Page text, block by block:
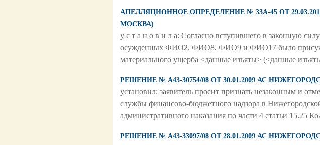
АПЕЛЛЯЦИОННОЕ ОПРЕДЕЛЕНИЕ № 33А-45 ОТ
МОСКВА)
у с т а н о в и л а: Согласно вступившего в законную
осужденных ФИО2, ФИО8, ФИО9 и ФИО17 было
материального ущерба <данные изъяты> (<данные
РЕШЕНИЕ № А43-30754/08 ОТ 30.01.2009 АС
установил: заявитель просит признать незаконным и
службы финансово-бюджетного надзора в
административного наказания по части 4 статьи 15.25
РЕШЕНИЕ № А43-33097/08 ОТ 28.01.2009 АС